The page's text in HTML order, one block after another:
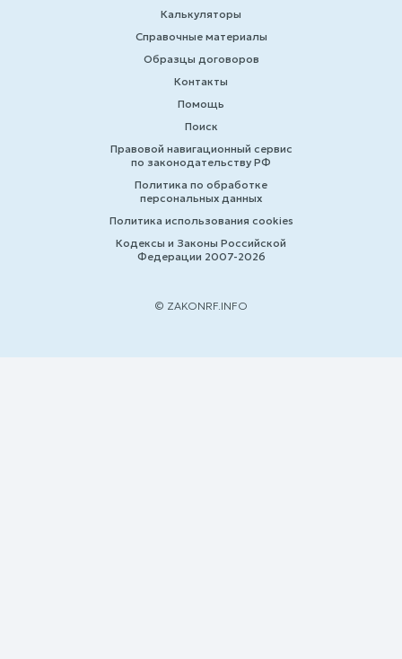
Калькуляторы
Справочные материалы
Образцы договоров
Контакты
Помощь
Поиск
Правовой навигационный сервис
по законодательству РФ
Политика по обработке
персональных данных
Политика использования cookies
Кодексы и Законы Российской
Федерации 2007-2026
© ZAKONRF.INFO